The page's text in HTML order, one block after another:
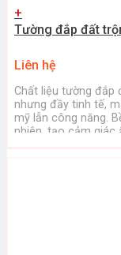
+
Tường đắp đất
Liên hệ
Chất liệu tường đắp
nhưng đầy tinh tế,
mỹ lẫn công năng.
nhiên, tạo cảm giác